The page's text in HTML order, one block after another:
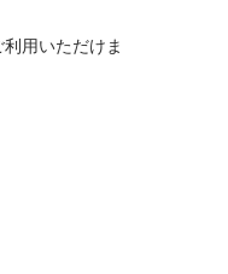
用いただけま